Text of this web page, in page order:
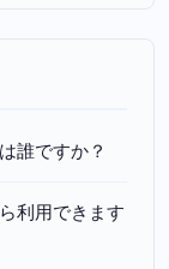
誰ですか？
利用できます